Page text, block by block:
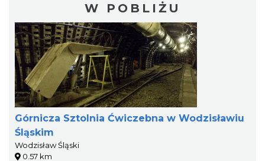
W POBLIŻU
Górnicza Sztolnia Ćwiczebna w Wodzisławiu
Śląskim
Wodzisław Śląski
0.57 km